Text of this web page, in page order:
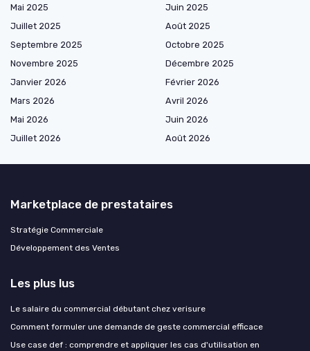
Mai 2025
Juin 2025
Juillet 2025
Août 2025
Septembre 2025
Octobre 2025
Novembre 2025
Décembre 2025
Janvier 2026
Février 2026
Mars 2026
Avril 2026
Mai 2026
Juin 2026
Juillet 2026
Août 2026
Marketplace de prestataires
Stratégie Commerciale
Développement des Ventes
Les plus lus
Le salaire du commercial débutant chez verisure
Comment formuler une demande de geste commercial efficace
Use case def : comprendre et appliquer les cas d'utilisation en